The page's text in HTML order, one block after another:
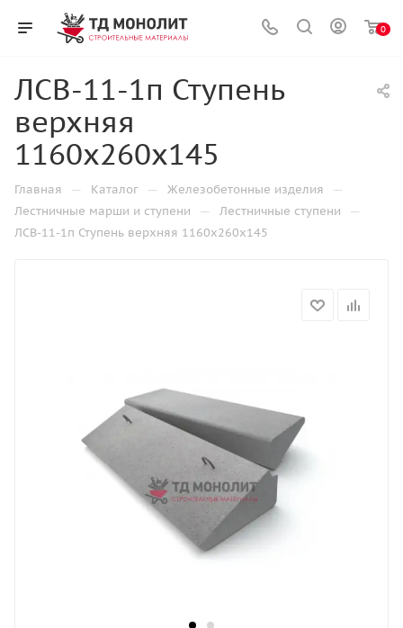
0
ЛСВ-11-1п Ступень
верхняя
1160х260х145
Главная — Каталог — Железобетонные изделия —
Лестничные марши и ступени — Лестничные ступени —
ЛСВ-11-1п Ступень верхняя 1160х260х145